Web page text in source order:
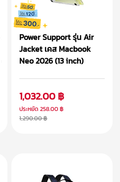
Power Support รุ่น Air
Jacket เคส Macbook
Neo 2026 (13 inch)
1,032.00 ฿
ประหยัด 258.00 ฿
1,290.00 ฿